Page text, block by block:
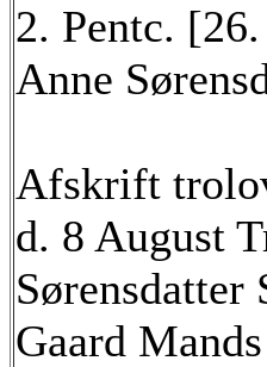
2. Pentc.
Anne
Afskrift
d. 8 August
Gaard